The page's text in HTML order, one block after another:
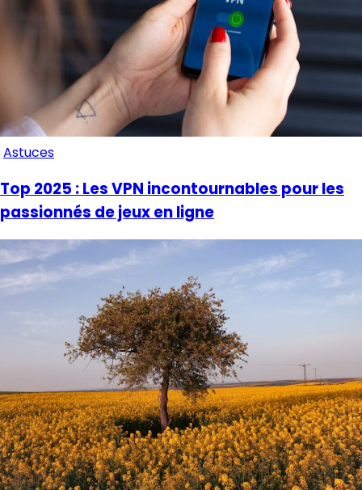
Astuces
Top 2025 : Les VPN incontournables pour les
passionnés de jeux en ligne